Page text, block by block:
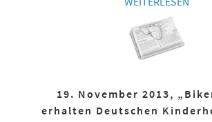
19. November 2013,
erhalten Deutschen